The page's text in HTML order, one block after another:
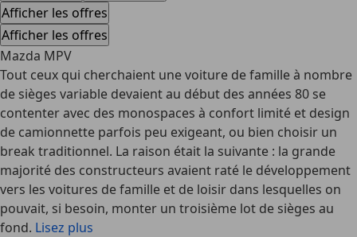
Afficher les offres
Afficher les offres
Mazda MPV
Tout ceux qui cherchaient une voiture de famille à nombre
de sièges variable devaient au début des années 80 se
contenter avec des monospaces à confort limité et design
de camionnette parfois peu exigeant, ou bien choisir un
break traditionnel. La raison était la suivante : la grande
majorité des constructeurs avaient raté le développement
vers les voitures de famille et de loisir dans lesquelles on
pouvait, si besoin, monter un troisième lot de sièges au
fond. Lisez plus